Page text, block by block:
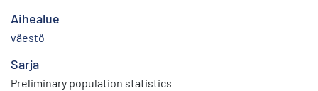
Aihealue
väestö
Sarja
Preliminary population statistics